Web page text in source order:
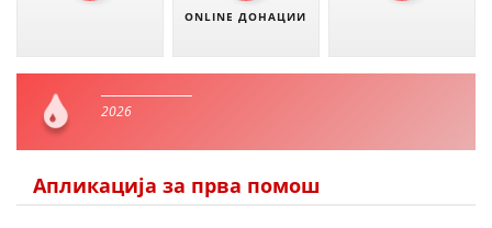
ONLINE ДОНАЦИИ
2026
Апликација за прва помош